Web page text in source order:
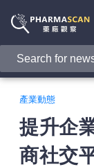
產業動態
提升企
商社交